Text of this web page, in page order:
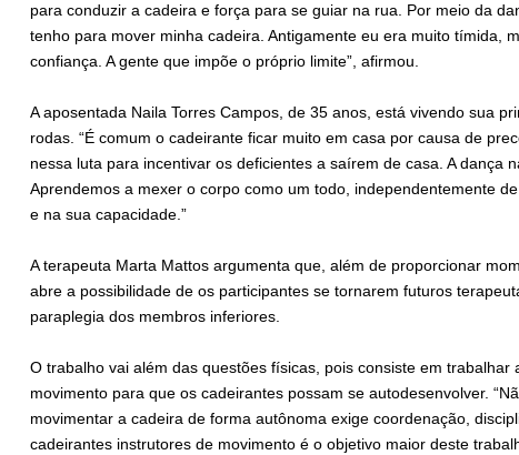
para conduzir a cadeira e força para se guiar na rua. Por meio da
tenho para mover minha cadeira. Antigamente eu era muito tímida,
confiança. A gente que impõe o próprio limite”, afirmou.
A aposentada Naila Torres Campos, de 35 anos, está vivendo sua
rodas. “É comum o cadeirante ficar muito em casa por causa de
nessa luta para incentivar os deficientes a saírem de casa. A dança
Aprendemos a mexer o corpo como um todo, independentemente
e na sua capacidade.”
A terapeuta Marta Mattos argumenta que, além de proporcionar
abre a possibilidade de os participantes se tornarem futuros
paraplegia dos membros inferiores.
O trabalho vai além das questões físicas, pois consiste em
movimento para que os cadeirantes possam se autodesenvolver.
movimentar a cadeira de forma autônoma exige coordenação,
cadeirantes instrutores de movimento é o objetivo maior deste